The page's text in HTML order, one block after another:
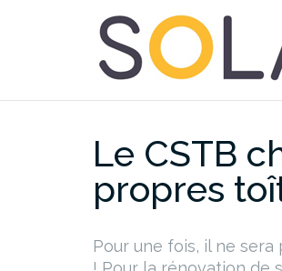
Le CSTB
propres
Pour une fois, il ne